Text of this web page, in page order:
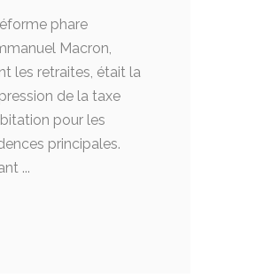
phare
Macron,
les retraites, était la
de la taxe
pour les
principales.